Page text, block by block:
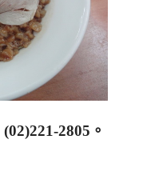
(02)221-2805 。